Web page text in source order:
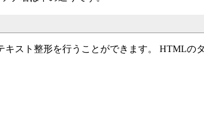
スト整形を行うことができます。 HTMLの